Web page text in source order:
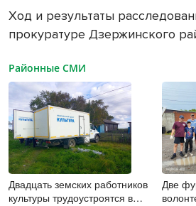
Ход и результаты
прокуратуре Дзержинского
Районные СМИ
Двадцать земских работников
культуры трудоустроятся в
Две